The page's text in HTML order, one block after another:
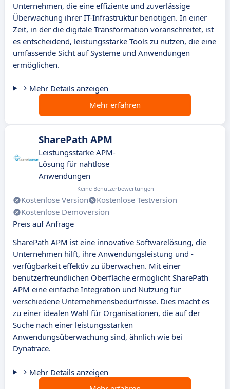
Unternehmen, die eine effiziente und zuverlässige
Überwachung ihrer IT-Infrastruktur benötigen. In einer
Zeit, in der die digitale Transformation voranschreitet, ist
es entscheidend, leistungsstarke Tools zu nutzen, die eine
umfassende Sicht auf Systeme und Anwendungen
ermöglichen.
Mehr Details anzeigen
Mehr erfahren
SharePath APM
Leistungsstarke APM-
Lösung für nahtlose
Anwendungen
Keine Benutzerbewertungen
Kostenlose Version
Kostenlose Testversion
Kostenlose Demoversion
Preis auf Anfrage
SharePath APM ist eine innovative Softwarelösung, die
Unternehmen hilft, ihre Anwendungsleistung und -
verfügbarkeit effektiv zu überwachen. Mit einer
benutzerfreundlichen Oberfläche ermöglicht SharePath
APM eine einfache Integration und Nutzung für
verschiedene Unternehmensbedürfnisse. Dies macht es
zu einer idealen Wahl für Organisationen, die auf der
Suche nach einer leistungsstarken
Anwendungsüberwachung sind, ähnlich wie bei
Dynatrace.
Mehr Details anzeigen